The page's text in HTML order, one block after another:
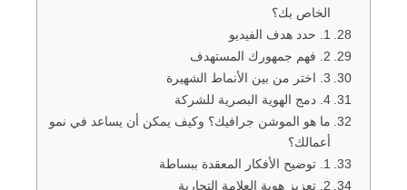
الخاص بك؟
1. حدد هدف الفيديو
2. فهم جمهورك المستهدف
3. اختر من بين الأنماط الشهيرة
4. دمج الهوية البصرية للشركة
ما هو الموشن جرافيك؟ وكيف يمكن أن يساعد في نمو
أعمالك؟
1. توضيح الأفكار المعقدة ببساطة
2. تعزيز هوية العلامة التجارية